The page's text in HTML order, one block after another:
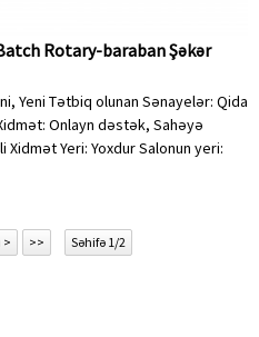
Rotary-baraban Şəkər
Yeni Tətbiq olunan Sənayelər: Qida
Onlayn dəstək, Sahəyə
Yeri: Yoxdur Salonun yeri:
> >> Səhifə 1/2